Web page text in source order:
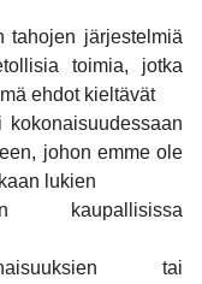
tahojen järjestelmiä
toimia, jotka
ehdot kieltävät
johon emme ole
lukien
kaupallisissa
tai